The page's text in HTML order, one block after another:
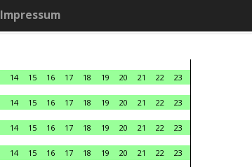
Impressum
14 15 16 17 18 19 20 21 22
23
14 15 16 17 18 19 20 21 22
23
14 15 16 17 18 19 20 21 22
23
14 15 16 17 18 19 20 21 22
23